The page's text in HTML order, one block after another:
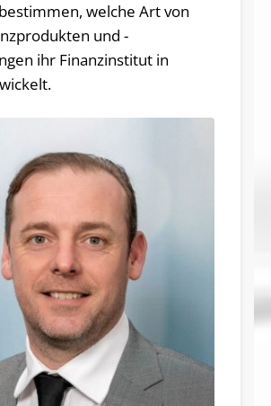
welche Art von
und -
ihr Finanzinstitut in